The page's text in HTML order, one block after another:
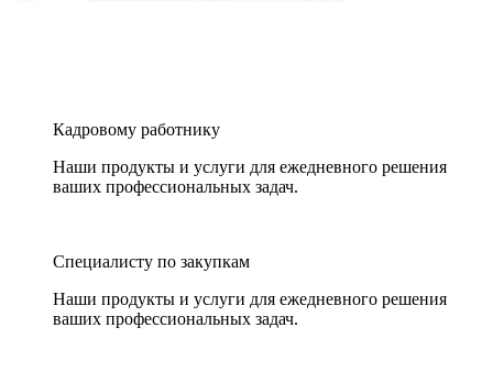
Кадровому работнику
Наши продукты и услуги для ежедневного решения
ваших профессиональных задач.
Специалисту по закупкам
Наши продукты и услуги для ежедневного решения
ваших профессиональных задач.